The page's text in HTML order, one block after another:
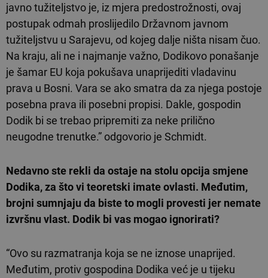
javno tužiteljstvo je, iz mjera predostrožnosti, ovaj
postupak odmah proslijedilo Državnom javnom
tužiteljstvu u Sarajevu, od kojeg dalje ništa nisam čuo.
Na kraju, ali ne i najmanje važno, Dodikovo ponašanje
je šamar EU koja pokušava unaprijediti vladavinu
prava u Bosni. Vara se ako smatra da za njega postoje
posebna prava ili posebni propisi. Dakle, gospodin
Dodik bi se trebao pripremiti za neke prilično
neugodne trenutke.” odgovorio je Schmidt.
Nedavno ste rekli da ostaje na stolu opcija smjene
Dodika, za što vi teoretski imate ovlasti. Međutim,
brojni sumnjaju da biste to mogli provesti jer nemate
izvršnu vlast. Dodik bi vas mogao ignorirati?
“Ovo su razmatranja koja se ne iznose unaprijed.
Međutim, protiv gospodina Dodika već je u tijeku